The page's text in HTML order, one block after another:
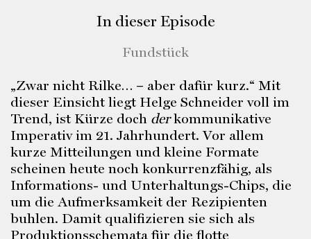
In dieser Episode
Fundstück
„Zwar nicht Rilke… – aber dafür kurz.“ Mit
dieser Einsicht liegt Helge Schneider voll im
Trend, ist Kürze doch derkommunikative
Imperativ im 21. Jahrhundert. Vor allem
kurze Mitteilungen und kleine Formate
scheinen heute noch konkurrenzfähig, als
Informations- und Unterhaltungs-Chips, die
um die Aufmerksamkeit der Rezipienten
buhlen. Damit qualifizieren sie sich als
Produktionsschemata für die flotte